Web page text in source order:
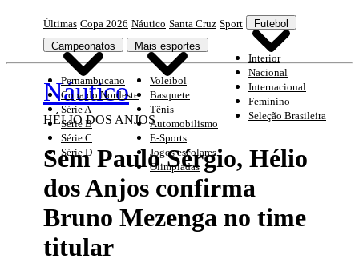
Últimas Copa 2026 Náutico Santa Cruz Sport Futebol
Interior
Nacional
Internacional
Feminino
Seleção Brasileira
Campeonatos
Pernambucano
Copa do Nordeste
Série A
Série B
Série C
Série D
Mais esportes
Voleibol
Basquete
Tênis
Automobilismo
E-Sports
Jogos escolares
Olimpíadas
Náutico
HÉLIO DOS ANJOS
Sem Paulo Sérgio, Hélio
dos Anjos confirma
Bruno Mezenga no time
titular